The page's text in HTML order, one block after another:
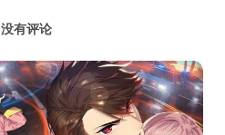
没有评论